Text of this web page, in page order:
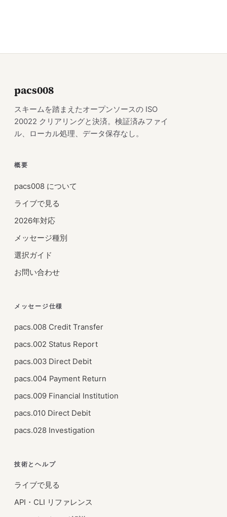
pacs008
スキームを踏まえたオープンソースの ISO
20022 クリアリングと決済。検証済みファイ
ル、ローカル処理、データ保存なし。
概要
pacs008 について
ライブで見る
2026年対応
メッセージ種別
選択ガイド
お問い合わせ
メッセージ仕様
pacs.008 Credit Transfer
pacs.002 Status Report
pacs.003 Direct Debit
pacs.004 Payment Return
pacs.009 Financial Institution
pacs.010 Direct Debit
pacs.028 Investigation
技術とヘルプ
ライブで見る
API・CLI リファレンス